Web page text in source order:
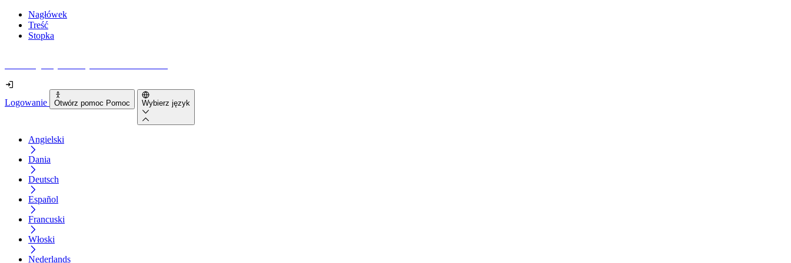
Nagłówek
Treść
Stopka
Logowanie Otwórz pomoc Pomoc Wybierz język
Angielski
Dania
Deutsch
Español
Francuski
Włoski
Nederlands